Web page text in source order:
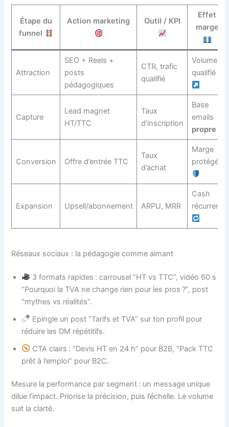
Étape du
funnel
Action marketing Outil / KPI
Effet
marge
Attraction
SEO + Reels +
posts
pédagogiques
CTR, trafic
qualifié
Volume
qualifié
Capture
Lead magnet
HT/TTC
Taux
d’inscription
Base
emails
propre
Conversion Offre d’entrée TTC
Taux
d’achat
Marge
protégée
Expansion Upsell/abonnement ARPU, MRR
Cash
récurrent
Réseaux sociaux : la pédagogie comme aimant
3 formats rapides : carrousel “HT vs TTC”, vidéo 60 s
“Pourquoi la TVA ne change rien pour les pros ?”, post
“mythes vs réalités”.
Epingle un post “Tarifs et TVA” sur ton profil pour
réduire les DM répétitifs.
CTA clairs : “Devis HT en 24 h” pour B2B, “Pack TTC
prêt à l’emploi” pour B2C.
Mesure la performance par segment : un message unique
dilue l’impact. Priorise la précision, puis l’échelle. Le volume
suit la clarté.